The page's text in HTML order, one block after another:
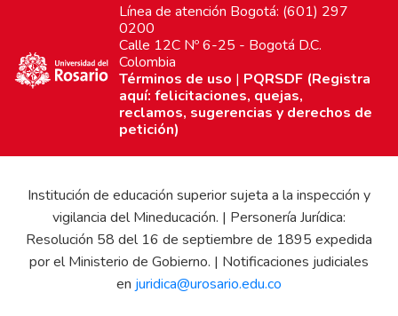
Línea de atención Bogotá: (601) 297
0200
Calle 12C Nº 6-25 - Bogotá D.C.
Colombia
Términos de uso | PQRSDF (Registra
aquí: felicitaciones, quejas,
reclamos, sugerencias y derechos de
petición)
Institución de educación superior sujeta a la inspección y
vigilancia del Mineducación. | Personería Jurídica:
Resolución 58 del 16 de septiembre de 1895 expedida
por el Ministerio de Gobierno. | Notificaciones judiciales
en juridica@urosario.edu.co